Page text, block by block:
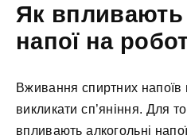
Як впливають
напої на
Вживання спиртних напоїв
викликати сп’яніння. Для
впливають алкогольні